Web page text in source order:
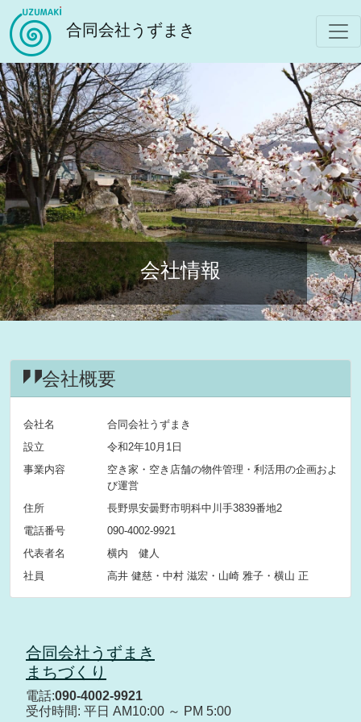
合同会社うずまき
会社情報
会社概要
会社名
合同会社うずまき
設立
令和2年10月1日
事業内容
空き家・空き店舗の物件管理・利活用の企画およ
び運営
住所
長野県安曇野市明科中川手3839番地2
電話番号
090-4002-9921
代表者名
横内 健人
社員
高井 健慈・中村 滋宏・山崎 雅子・横山 正
合同会社うずまき
まちづくり
電話:090-4002-9921
受付時間: 平日 AM10:00 ～ PM 5:00